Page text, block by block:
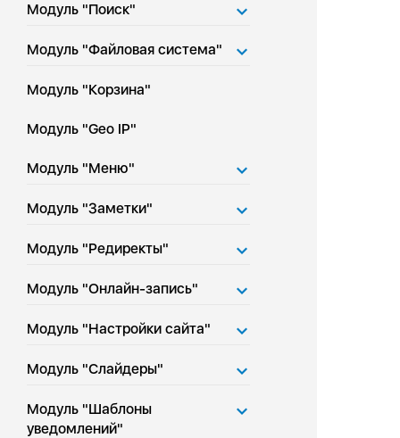
Модуль "Поиск"
Модуль "Файловая система"
Модуль "Корзина"
Модуль "Geo IP"
Модуль "Меню"
Модуль "Заметки"
Модуль "Редиректы"
Модуль "Онлайн-запись"
Модуль "Настройки сайта"
Модуль "Слайдеры"
Модуль "Шаблоны
уведомлений"